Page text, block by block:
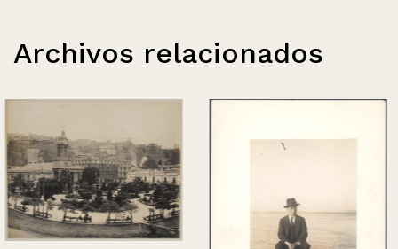
Archivos relacionados